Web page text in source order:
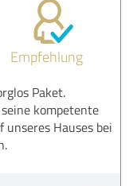
Empfehlung
Paket.
kompetente
unseres Hauses bei